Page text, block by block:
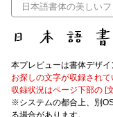
お問い合わせ
セット or 単体
文字種類
本プレビューは書体デザイ
お探しの文字が収録され
収録状況はページ下部の [
※システムの都合上、別